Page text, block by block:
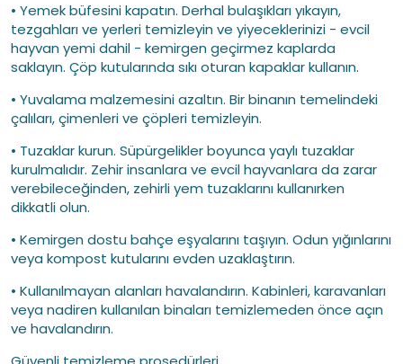
• Yemek büfesini kapatın. Derhal bulaşıkları yıkayın,
tezgahları ve yerleri temizleyin ve yiyeceklerinizi - evcil
hayvan yemi dahil - kemirgen geçirmez kaplarda
saklayın. Çöp kutularında sıkı oturan kapaklar kullanın.
• Yuvalama malzemesini azaltın. Bir binanın temelindeki
çalıları, çimenleri ve çöpleri temizleyin.
• Tuzaklar kurun. Süpürgelikler boyunca yaylı tuzaklar
kurulmalıdır. Zehir insanlara ve evcil hayvanlara da zarar
verebileceğinden, zehirli yem tuzaklarını kullanırken
dikkatli olun.
• Kemirgen dostu bahçe eşyalarını taşıyın. Odun yığınlarını
veya kompost kutularını evden uzaklaştırın.
• Kullanılmayan alanları havalandırın. Kabinleri, karavanları
veya nadiren kullanılan binaları temizlemeden önce açın
ve havalandırın.